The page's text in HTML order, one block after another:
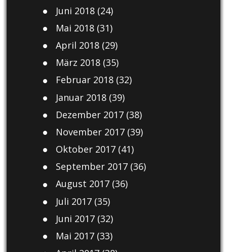
Juni 2018(24)
Mai 2018(31)
April 2018(29)
März 2018(35)
Februar 2018(32)
Januar 2018(39)
Dezember 2017(38)
November 2017(39)
Oktober 2017(41)
September 2017(36)
August 2017(36)
Juli 2017(35)
Juni 2017(32)
Mai 2017(33)